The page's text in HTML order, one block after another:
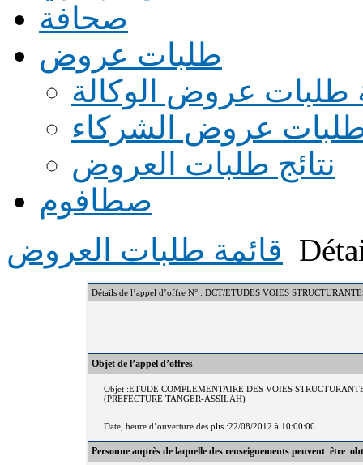
صحافة
طلبات عروض
طلبات عروض الوكالة
طلبات عروض الشركاء
نتائج طلبات العروض
صطافوم
قائمة طلبات العروض
Détails de l’appel d’offre N° : DCT/ETUDES VOIES
Objet de l’appel d’offres
Objet :ETUDE COMPLEMENTAIRE DES VOIES
(PREFECTURE TANGER-ASSILAH)
Date, heure d’ouverture des plis :22/08/2012 à 10:00:00
Personne auprès de laquelle des renseignements peuvent être